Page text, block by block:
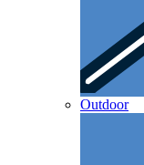
Outdoor